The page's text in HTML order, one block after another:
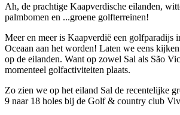
Ah, de prachtige Kaapverdische eilanden,
palmbomen en ...groene golfterreinen!
Meer en meer is Kaapverdië een golfparadijs
Oceaan aan het worden! Laten we eens
op de eilanden. Want op zowel Sal als São
momenteel golfactiviteiten plaats.
Zo zien we op het eiland Sal de recentelijke
9 naar 18 holes bij de Golf & country club